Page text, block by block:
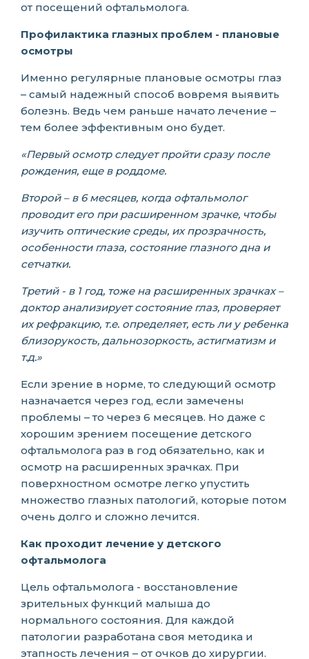
от посещений офтальмолога.
Профилактика глазных проблем - плановые
осмотры
Именно регулярные плановые осмотры глаз
– самый надежный способ вовремя выявить
болезнь. Ведь чем раньше начато лечение –
тем более эффективным оно будет.
«Первый осмотр следует пройти сразу после
рождения, еще в роддоме.
Второй – в 6 месяцев, когда офтальмолог
проводит его при расширенном зрачке, чтобы
изучить оптические среды, их прозрачность,
особенности глаза, состояние глазного дна и
сетчатки.
Третий - в 1 год, тоже на расширенных зрачках –
доктор анализирует состояние глаз, проверяет
их рефракцию, т.е. определяет, есть ли у ребенка
близорукость, дальнозоркость, астигматизм и
т.д.»
Если зрение в норме, то следующий осмотр
назначается через год, если замечены
проблемы – то через 6 месяцев. Но даже с
хорошим зрением посещение детского
офтальмолога раз в год обязательно, как и
осмотр на расширенных зрачках. При
поверхностном осмотре легко упустить
множество глазных патологий, которые потом
очень долго и сложно лечится.
Как проходит лечение у детского
офтальмолога
Цель офтальмолога - восстановление
зрительных функций малыша до
нормального состояния. Для каждой
патологии разработана своя методика и
этапность лечения – от очков до хирургии.